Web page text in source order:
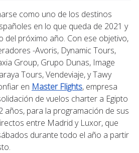
como uno de los destinos
en lo que queda de 2021 y
del próximo año. Con ese objetivo,
-Avoris, Dynamic Tours,
Group, Grupo Dunas, Image
Tours, Vendeviaje, y Tawy
en Master Flights, empresa
de vuelos charter a Egipto
años, para la programación de sus
entre Madrid y Luxor, que
durante todo el año a partir